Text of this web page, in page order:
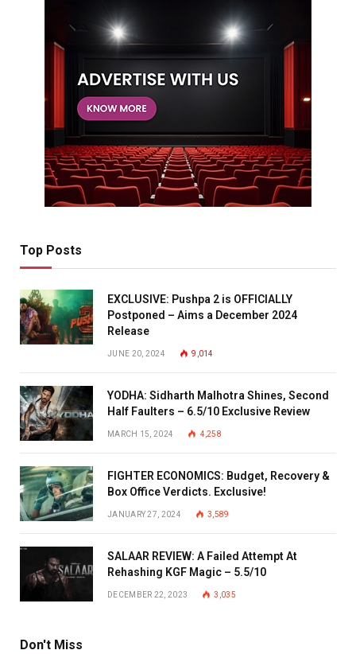
Top Posts
EXCLUSIVE: Pushpa 2 is OFFICIALLY
Postponed – Aims a December 2024
Release
JUNE 20, 2024 9,014
YODHA: Sidharth Malhotra Shines, Second
Half Faulters – 6.5/10 Exclusive Review
MARCH 15, 2024 4,258
FIGHTER ECONOMICS: Budget, Recovery &
Box Office Verdicts. Exclusive!
JANUARY 27, 2024 3,589
SALAAR REVIEW: A Failed Attempt At
Rehashing KGF Magic – 5.5/10
DECEMBER 22, 2023 3,035
Don't Miss